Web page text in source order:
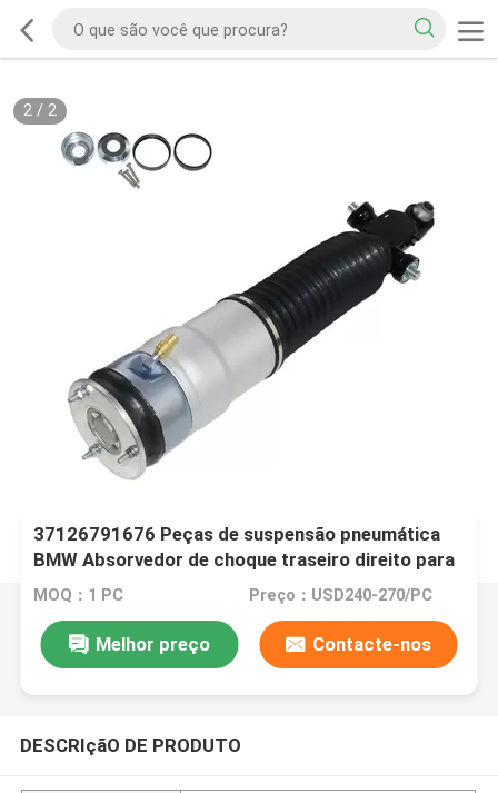
2/ 2
37126791676 Peças de suspensão pneumática
BMW Absorvedor de choque traseiro direito para
7Series F01 F02
MOQ：1 PC Preço：USD240-270/PC
Melhor preço Contacte-nos
DESCRIçãO DE PRODUTO